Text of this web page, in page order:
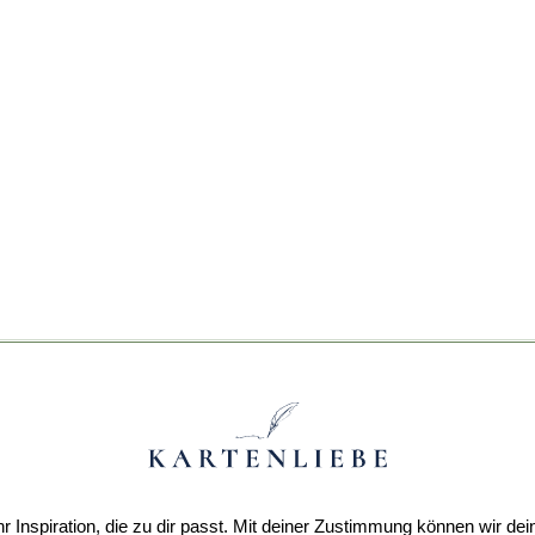
Inspiration, die zu dir passt. Mit deiner Zustimmung können wir